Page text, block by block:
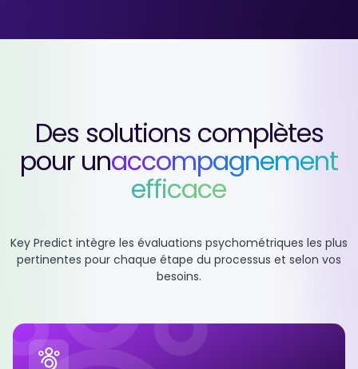
Des solutions complètes
pour unaccompagnement
efficace
Key Predict intègre les évaluations psychométriques les plus
pertinentes pour chaque étape du processus et selon vos
besoins.